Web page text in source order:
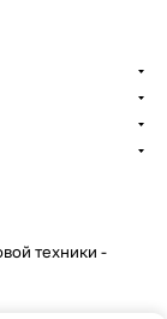
техники -